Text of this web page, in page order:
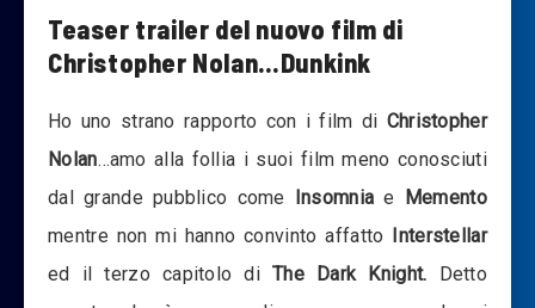
Teaser trailer del nuovo film di
Christopher Nolan…Dunkink
Ho uno strano rapporto con i film di Christopher
Nolan…amo alla follia i suoi film meno conosciuti
dal grande pubblico come
Insomnia e
Memento
mentre non mi hanno convinto affatto Interstellar
ed il terzo capitolo di The Dark Knight. Detto